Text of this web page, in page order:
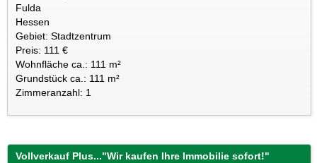
Fulda
Hessen
Gebiet: Stadtzentrum
Preis: 111 €
Wohnfläche ca.: 111 m²
Grundstück ca.: 111 m²
Zimmeranzahl: 1
Vollverkauf Plus..."Wir kaufen Ihre Immobilie sofort!"